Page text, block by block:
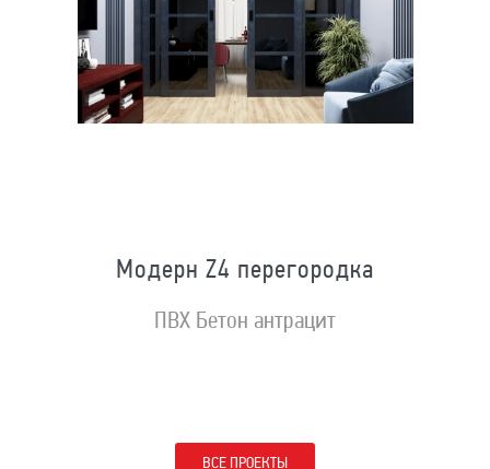
Модерн Z4 перегородка
ПВХ Бетон антрацит
ВСЕ ПРОЕКТЫ